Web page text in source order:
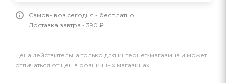
Самовывоз сегодня - бесплатно
Доставка завтра - 390 ₽
Цена действительна только для интернет-магазина и может
отличаться от цен в розничных магазинах